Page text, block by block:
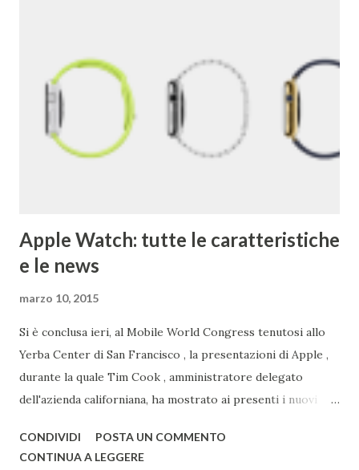
pagina del primo Google è qui . 2) Google ha acquisito una
media di un'azienda a settimana dal 2010 . 3) Il primo
Doodle fu dedicato al festival Burning Man nel 1998. Brin e
Page lo usarono per avvertire gli utenti che per quel
weekend non erano in ufficio. 4) Il primo chef assunto ...
Apple Watch: tutte le caratteristiche
e le news
marzo 10, 2015
Si è conclusa ieri, al Mobile World Congress tenutosi allo
Yerba Center di San Francisco , la presentazioni di Apple ,
durante la quale Tim Cook , amministratore delegato
dell'azienda californiana, ha mostrato ai presenti i nuovi
Watch , smartwatch disponibile in 3 versioni (Watch, Sport,
CONDIVIDI
POSTA UN COMMENTO
CONTINUA A LEGGERE